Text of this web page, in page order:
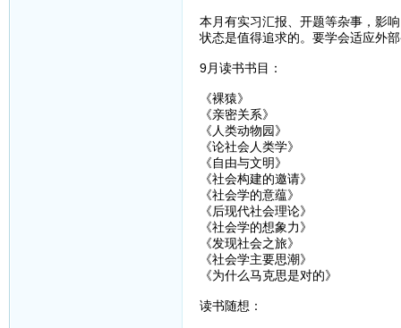
本月有实习汇报、开题等杂事，影
状态是值得追求的。要学会适应外
9月读书书目：
《裸猿》
《亲密关系》
《人类动物园》
《论社会人类学》
《自由与文明》
《社会构建的邀请》
《社会学的意蕴》
《后现代社会理论》
《社会学的想象力》
《发现社会之旅》
《社会学主要思潮》
《为什么马克思是对的》
读书随想：